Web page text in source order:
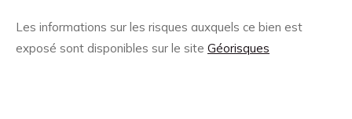
Les informations sur les risques auxquels ce bien est
exposé sont disponibles sur le site Géorisques